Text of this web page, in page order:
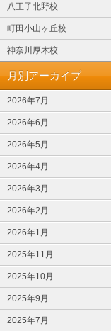
八王子北野校
町田小山ヶ丘校
神奈川厚木校
月別アーカイブ
2026年7月
2026年6月
2026年5月
2026年4月
2026年3月
2026年2月
2026年1月
2025年11月
2025年10月
2025年9月
2025年7月